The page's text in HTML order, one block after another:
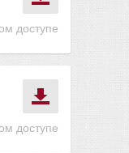
доступе
доступе